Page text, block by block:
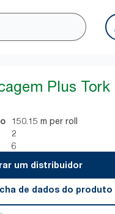
Plus Tork
150.15 m per roll
2
6
um distribuidor
de dados do produto